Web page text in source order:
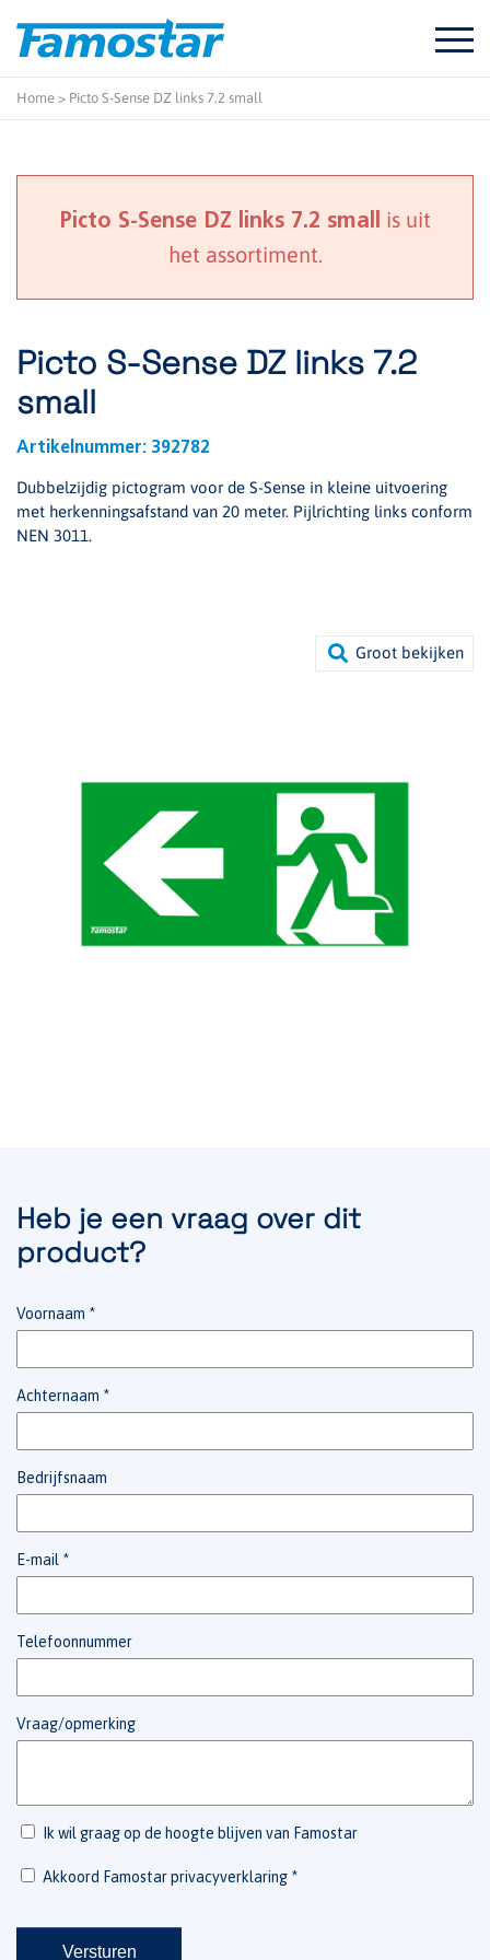
content
Home > Picto S-Sense DZ links 7.2 small
Picto S-Sense DZ links 7.2 small is uit
het assortiment.
Picto S-Sense DZ links 7.2
small
Artikelnummer: 392782
Dubbelzijdig pictogram voor de S-Sense in kleine uitvoering
met herkenningsafstand van 20 meter. Pijlrichting links conform
NEN 3011.
Heb je een vraag over dit
product?